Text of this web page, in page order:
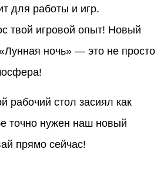
для работы и игр.
твой игровой опыт! Новый
ночь» — это не просто
рабочий стол засиял как
точно нужен наш новый
прямо сейчас!